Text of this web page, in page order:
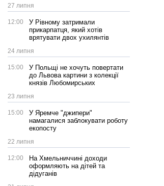
27 липня
12:00
У Рівному затримали
прикарпатця, який хотів
врятувати двох ухилянтів
24 липня
15:00
У Польщі не хочуть повертати
до Львова картини з колекції
князів Любомирських
23 липня
15:00
У Яремче "джипери"
намагалися заблокувати роботу
екопосту
22 липня
12:00
На Хмельниччині доходи
оформляють на дітей та
дідуганів